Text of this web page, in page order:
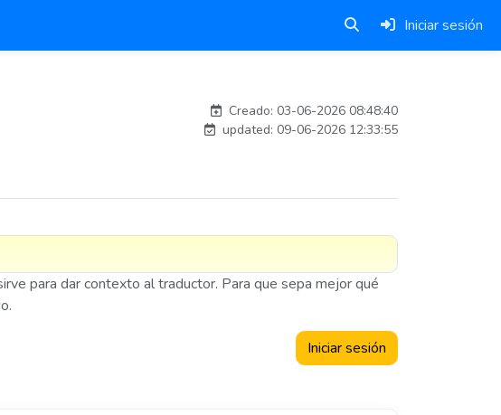
Iniciar sesión
Creado: 03-06-2026 08:48:40
updated: 09-06-2026 12:33:55
para dar contexto al traductor. Para que sepa mejor qué
Iniciar sesión